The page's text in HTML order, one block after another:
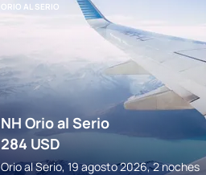
ORIO AL SERIO
NH Orio al Serio
284 USD
Orio al Serio, 19 agosto 2026, 2 noches